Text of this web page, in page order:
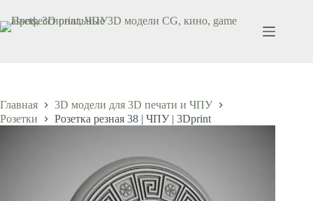
сути
Главная
3D модели для 3D печати и ЧПУ
Розетки
Розетка резная 38 | ЧПУ | 3Dprint